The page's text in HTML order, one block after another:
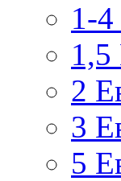
1-
1,5
2
3
5